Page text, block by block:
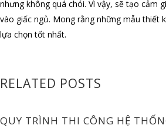
nhưng không quá chói. Vì vậy, sẽ tạo cảm
vào giấc ngủ. Mong rằng những mẫu thiết
lựa chọn tốt nhất.
RELATED POSTS
QUY TRÌNH THI CÔNG HỆ